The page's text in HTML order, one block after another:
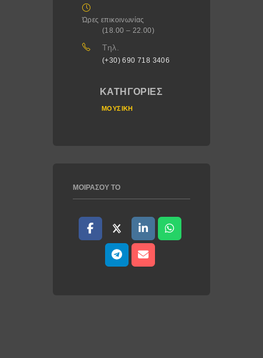
Ώρες επικοινωνίας
(18.00 – 22.00)
Τηλ.
(+30) 690 718 3406
ΚΑΤΗΓΟΡΊΕΣ
ΜΟΥΣΙΚΉ
ΜΟΙΡΆΣΟΥ ΤΟ